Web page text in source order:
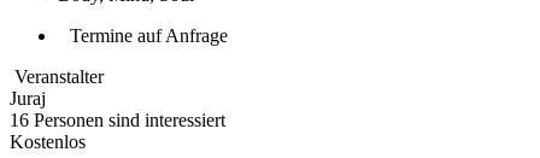
Termine auf Anfrage
Veranstalter
Juraj
16 Personen sind interessiert
Kostenlos